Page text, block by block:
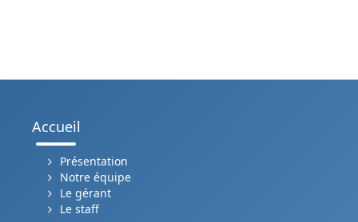
Accueil
Présentation
Notre équipe
Le gérant
Le staff